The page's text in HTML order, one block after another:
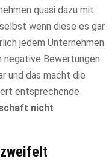
quasi dazu mit
wenn diese es gar
jedem Unternehmen
negative Bewertungen
und das macht die
entsprechende
nicht